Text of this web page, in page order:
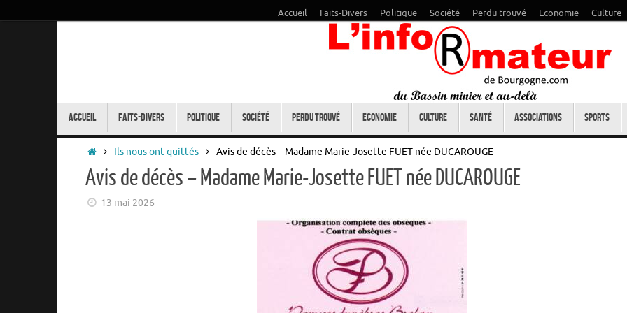
Accueil Faits-Divers Politique Société Perdu trouvé Economie Culture
Accueil Faits-Divers Politique Société Perdu trouvé Economie Culture Santé Associations Sports
Accueil
Ils nous ont quittés Avis de décès – Madame Marie-Josette FUET née DUCAROUGE
Avis de décès – Madame Marie-Josette FUET née DUCAROUGE
13 mai 2026